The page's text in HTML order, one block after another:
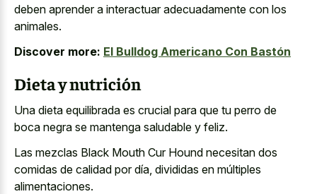
deben aprender a interactuar adecuadamente con los
animales.
Discover more: El Bulldog Americano Con Bastón
Dieta y nutrición
Una dieta equilibrada es crucial para que tu perro de
boca negra se mantenga saludable y feliz.
Las mezclas Black Mouth Cur Hound necesitan dos
comidas de calidad por día, divididas en múltiples
alimentaciones.